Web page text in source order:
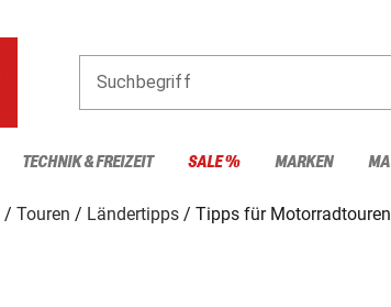
Suchbegriff
TECHNIK & FREIZEIT SALE % MARKEN
Touren Ländertipps Tipps für